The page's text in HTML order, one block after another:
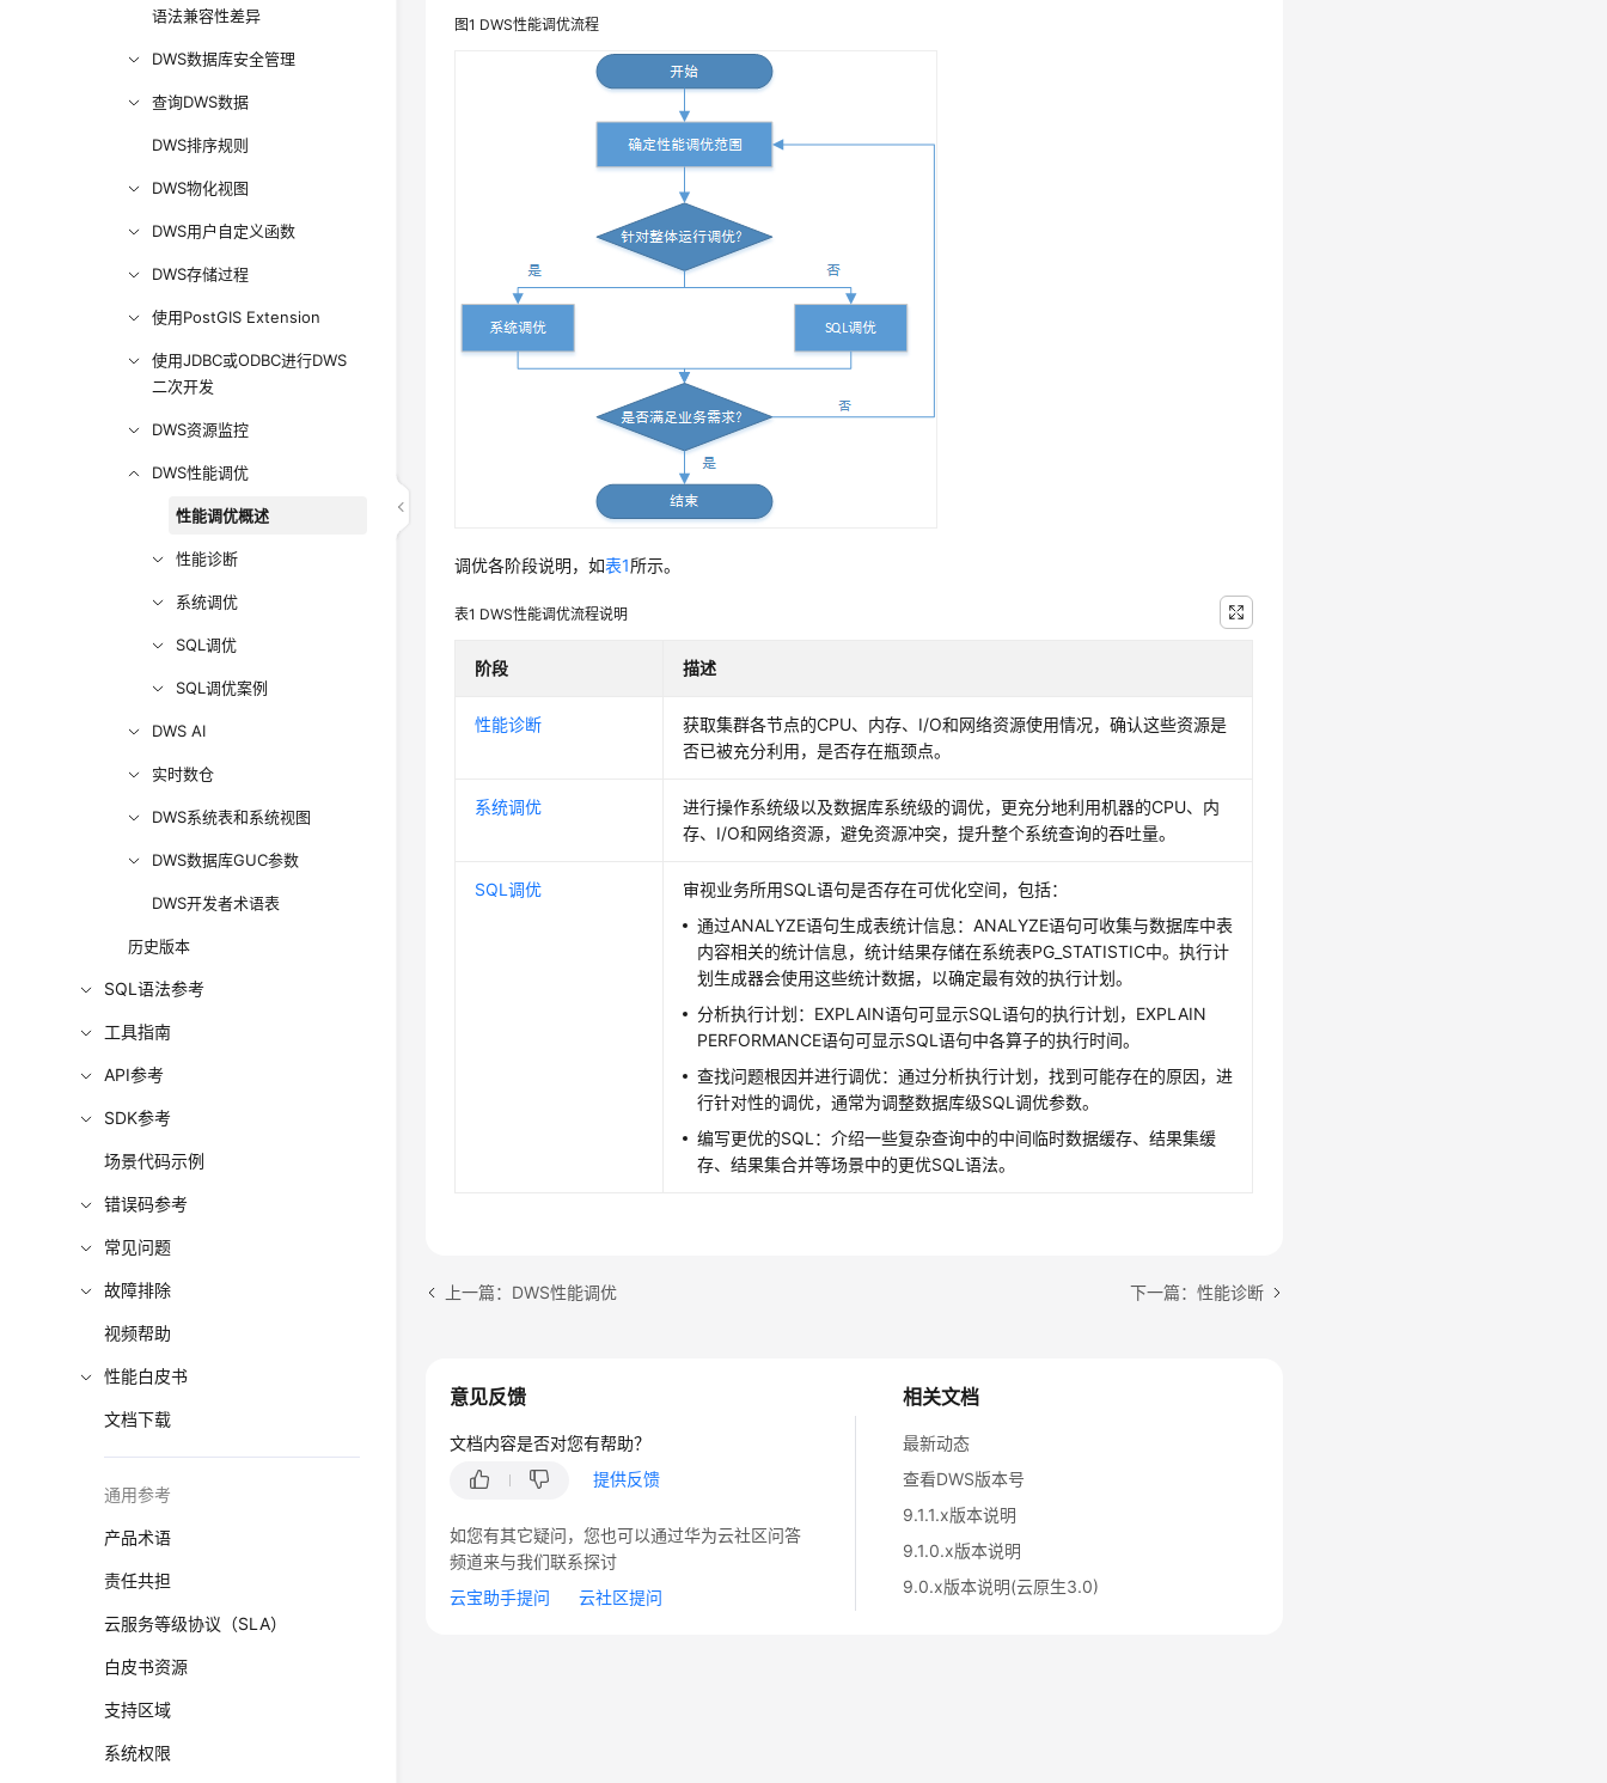
语法兼容性差异
DWS数据库安全管理
查询DWS数据
DWS排序规则
DWS物化视图
DWS用户自定义函数
DWS存储过程
使用PostGIS Extension
使用JDBC或ODBC进行DWS
二次开发
DWS资源监控
DWS性能调优
性能调优概述
性能诊断
系统调优
SQL调优
SQL调优案例
DWS AI
实时数仓
DWS系统表和系统视图
DWS数据库GUC参数
DWS开发者术语表
历史版本
SQL语法参考
工具指南
API参考
SDK参考
场景代码示例
错误码参考
常见问题
故障排除
视频帮助
性能白皮书
文档下载
通用参考
产品术语
责任共担
云服务等级协议（SLA）
白皮书资源
支持区域
系统权限
图1 DWS性能调优流程
调优各阶段说明，如表1所示。
表1 DWS性能调优流程说明
阶段 描述
性能诊断
获取集群各节点的CPU、内存、I/O和网络资源使用情况，确认这些资源是
否已被充分利用，是否存在瓶颈点。
系统调优
进行操作系统级以及数据库系统级的调优，更充分地利用机器的CPU、内
存、I/O和网络资源，避免资源冲突，提升整个系统查询的吞吐量。
SQL调优
审视业务所用SQL语句是否存在可优化空间，包括：
通过ANALYZE语句生成表统计信息：ANALYZE语句可收集与数据库中表
内容相关的统计信息，统计结果存储在系统表PG_STATISTIC中。执行计
划生成器会使用这些统计数据，以确定最有效的执行计划。
分析执行计划：EXPLAIN语句可显示SQL语句的执行计划，EXPLAIN
PERFORMANCE语句可显示SQL语句中各算子的执行时间。
查找问题根因并进行调优：通过分析执行计划，找到可能存在的原因，进
行针对性的调优，通常为调整数据库级SQL调优参数。
编写更优的SQL：介绍一些复杂查询中的中间临时数据缓存、结果集缓
存、结果集合并等场景中的更优SQL语法。
上一篇：DWS性能调优 下一篇：性能诊断
相关文档
最新动态
查看DWS版本号
9.1.1.x版本说明
9.1.0.x版本说明
9.0.x版本说明(云原生3.0)
意见反馈
文档内容是否对您有帮助？
提供反馈
如您有其它疑问，您也可以通过华为云社区问答
频道来与我们联系探讨
云宝助手提问
云社区提问